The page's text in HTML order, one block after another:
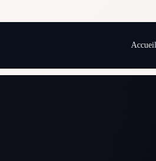
Accueil